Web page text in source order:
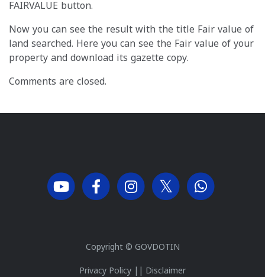
FAIRVALUE button.
Now you can see the result with the title Fair value of
land searched. Here you can see the Fair value of your
property and download its gazette copy.
Comments are closed.
Copyright © GOVDOTIN
Privacy Policy Disclaimer